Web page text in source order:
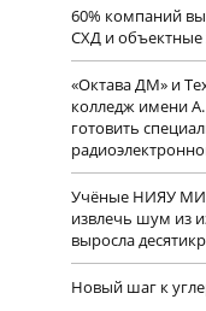
60% компаний
СХД и
«Октава ДМ» и
колледж имени А.
готовить
Учëные НИЯУ
извлечь шум из
выросла
Новый шаг к